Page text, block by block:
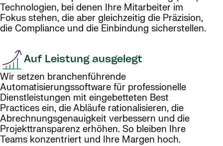
Technologien, bei denen Ihre Mitarbeiter im
Fokus stehen, die aber gleichzeitig die Präzision,
die Compliance und die Einbindung sicherstellen.
Auf Leistung ausgelegt
Wir setzen branchenführende
Automatisierungssoftware für professionelle
Dienstleistungen mit eingebetteten Best
Practices ein, die Abläufe rationalisieren, die
Abrechnungsgenauigkeit verbessern und die
Projekttransparenz erhöhen. So bleiben Ihre
Teams konzentriert und Ihre Margen hoch.